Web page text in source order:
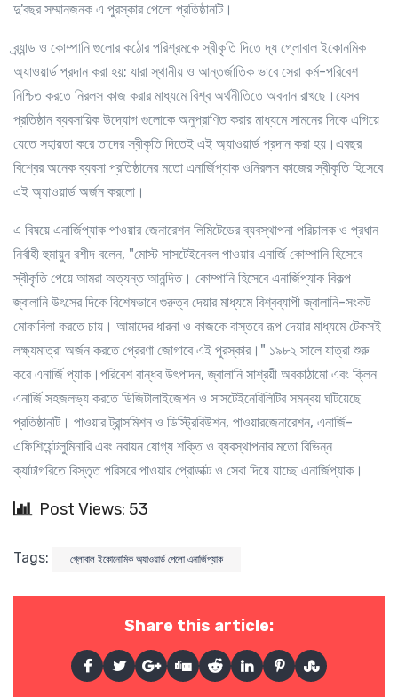
দু'বছর সম্মানজনক এ পুরস্কার পেলো প্রতিষ্ঠানটি।
ব্র্যান্ড ও কোম্পানি গুলোর কঠোর পরিশ্রমকে স্বীকৃতি দিতে দ্য গ্লোবাল ইকোনমিক
অ্যাওয়ার্ড প্রদান করা হয়; যারা স্থানীয় ও আন্তর্জাতিক ভাবে সেরা কর্ম-পরিবেশ
নিশ্চিত করতে নিরলস কাজ করার মাধ্যমে বিশ্ব অর্থনীতিতে অবদান রাখছে।যেসব
প্রতিষ্ঠান ব্যবসায়িক উদ্যোগ গুলোকে অনুপ্রাণিত করার মাধ্যমে সামনের দিকে এগিয়ে
যেতে সহায়তা করে তাদের স্বীকৃতি দিতেই এই অ্যাওয়ার্ড প্রদান করা হয়।এবছর
বিশ্বের অনেক ব্যবসা প্রতিষ্ঠানের মতো এনার্জিপ্যাক ওনিরলস কাজের স্বীকৃতি হিসেবে
এই অ্যাওয়ার্ড অর্জন করলো।
এ বিষয়ে এনার্জিপ্যাক পাওয়ার জেনারেশন লিমিটেডের ব্যবস্থাপনা পরিচালক ও প্রধান
নির্বাহী হুমায়ুন রশীদ বলেন, "মোস্ট সাসটেইনেবল পাওয়ার এনার্জি কোম্পানি হিসেবে
স্বীকৃতি পেয়ে আমরা অত্যন্ত আনন্দিত। কোম্পানি হিসেবে এনার্জিপ্যাক বিকল্প
জ্বালানি উৎসের দিকে বিশেষভাবে গুরুত্ব দেয়ার মাধ্যমে বিশ্বব্যাপী জ্বালানি-সংকট
মোকাবিলা করতে চায়। আমাদের ধারনা ও কাজকে বাস্তবে রূপ দেয়ার মাধ্যমে টেকসই
লক্ষ্যমাত্রা অর্জন করতে প্রেরণা জোগাবে এই পুরস্কার।" ১৯৮২ সালে যাত্রা শুরু
করে এনার্জি প্যাক।পরিবেশ বান্ধব উৎপাদন, জ্বালানি সাশ্রয়ী অবকাঠামো এবং ক্লিন
এনার্জি সহজলভ্য করতে ডিজিটালাইজেশন ও সাসটেইনেবিলিটির সমন্বয় ঘটিয়েছে
প্রতিষ্ঠানটি। পাওয়ার ট্রান্সমিশন ও ডিস্ট্রিবিউশন, পাওয়ারজেনারেশন, এনার্জি-
এফিশিয়েন্টলুমিনারি এবং নবায়ন যোগ্য শক্তি ও ব্যবস্থাপনার মতো বিভিন্ন
ক্যাটাগরিতে বিস্তৃত পরিসরে পাওয়ার প্রোডাক্ট ও সেবা দিয়ে যাচ্ছে এনার্জিপ্যাক।
Post Views: 53
Tags: গ্লোবাল ইকোনোমিক অ্যাওয়ার্ড পেলো এনার্জিপ্যাক
Share this article: